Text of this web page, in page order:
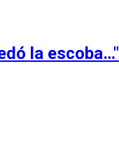
la escoba…"